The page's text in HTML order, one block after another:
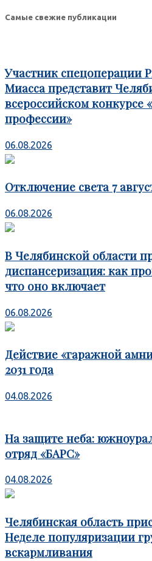
Самые свежие публикации
Участник спецоперации
Миасса представит
всероссийском конкурсе
профессии»
06.08.2026
Отключение света 7
06.08.2026
В Челябинской области
диспансеризация: как
что оно включает
06.08.2026
Действие «гаражной
2031 года
04.08.2026
На защите неба:
отряд «БАРС»
04.08.2026
Челябинская область
Неделе популяризации
вскармливания